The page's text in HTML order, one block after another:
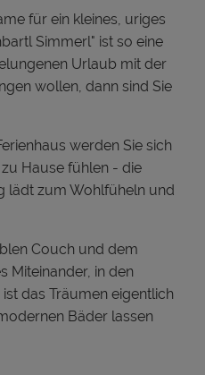
für ein kleines, uriges
Simmerl" ist so eine
Urlaub mit der
wollen, dann sind Sie
werden Sie sich
Hause fühlen - die
lädt zum Wohlfüheln und
Couch und dem
Miteinander, in den
das Träumen eigentlich
Bäder lassen